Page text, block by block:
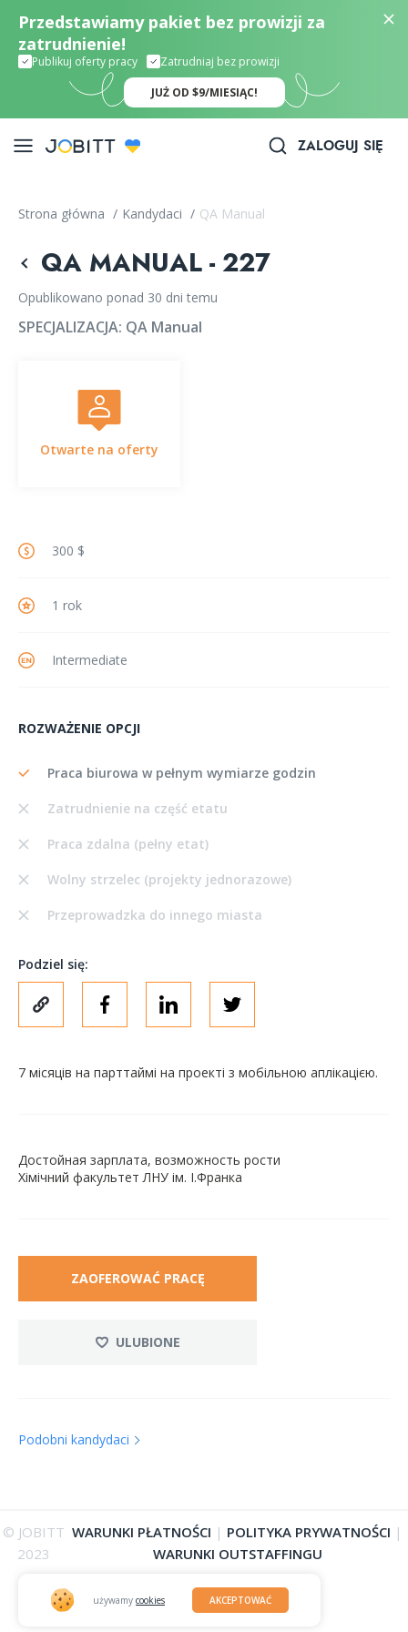
Przedstawiamy pakiet bez prowizji za
zatrudnienie!
Publikuj oferty pracy Zatrudniaj bez prowizji
JUŻ OD $9/MIESIĄC!
ZALOGUJ SIĘ
Strona główna / Kandydaci / QA Manual
QA MANUAL - 227
Opublikowano ponad 30 dni temu
SPECJALIZACJA: QA Manual
Otwarte na oferty
300 $
1 rok
Intermediate
ROZWAŻENIE OPCJI
Praca biurowa w pełnym wymiarze godzin
Zatrudnienie na część etatu
Praca zdalna (pełny etat)
Wolny strzelec (projekty jednorazowe)
Przeprowadzka do innego miasta
Podziel się:
7 місяців на парттаймі на проекті з мобільною аплікацією.
Достойная зарплата, возможность рости
Хімічний факультет ЛНУ ім. І.Франка
ZAOFEROWAĆ PRACĘ
ULUBIONE
Podobni kandydaci
© JOBITT
2023
WARUNKI PŁATNOŚCI | POLITYKA PRYWATNOŚCI |
WARUNKI OUTSTAFFINGU
używamy cookies AKCEPTOWAĆ